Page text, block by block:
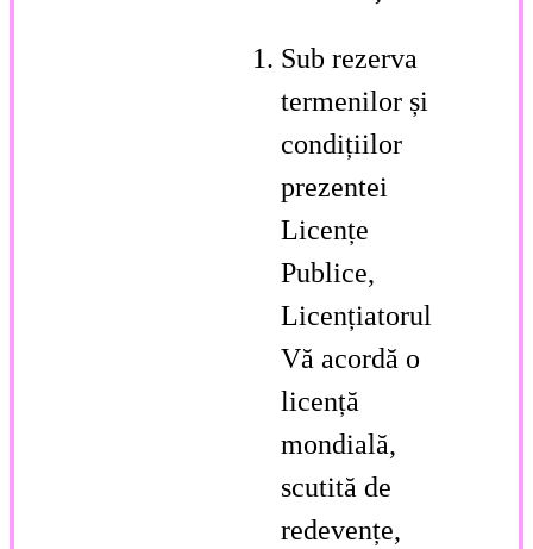
Sub rezerva
termenilor și
condițiilor
prezentei
Licențe
Publice,
Licențiatorul
Vă acordă o
licență
mondială,
scutită de
redevențe,